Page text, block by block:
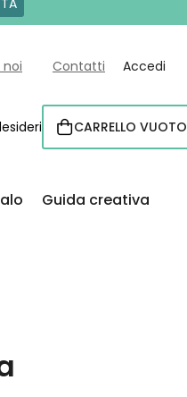
Contatti Accedi
CARRELLO
CARRELLO VUOTO
Guida creativa